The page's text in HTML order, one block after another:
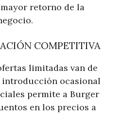
retorno de la
COMPETITIVA
limitadas van de
introducción ocasional
permite a Burger
en los precios a